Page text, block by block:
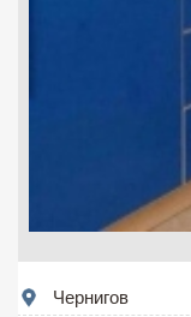
Чернигов